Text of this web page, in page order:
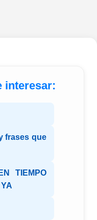
interesar:
frases que
TIEMPO